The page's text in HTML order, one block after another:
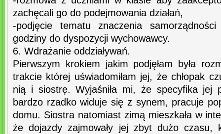
zachęcali go do podejmowania działań,
-podjęcie tematu znaczenia
godziny do dyspozycji wychowawcy.
6. Wdrażanie oddziaływań.
Pierwszym krokiem jakim podjęłam była
trakcie której uświadomiłam jej, że chłopak
nią i siostrę. Wyjaśniła mi, że specyfika jej
bardzo rzadko widuje się z synem, pracuje
domu. Siostra natomiast zimą mieszkała w
że dojazdy zajmowały jej zbyt dużo czasu,